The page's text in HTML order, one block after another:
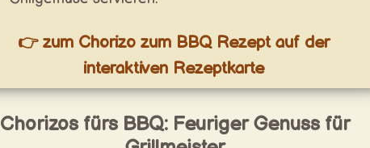
👉 zum Chorizo zum BBQ Rezept auf der
interaktiven Rezeptkarte
Chorizos fürs BBQ: Feuriger Genuss für